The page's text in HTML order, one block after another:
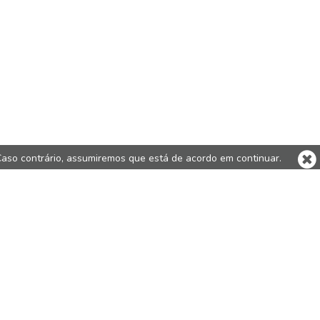
contrário, assumiremos que está de acordo em continuar.